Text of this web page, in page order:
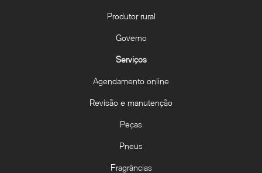
Produtor rural
Governo
Serviços
Agendamento online
Revisão e manutenção
Peças
Pneus
Fragrâncias